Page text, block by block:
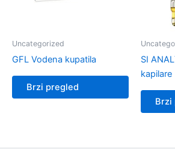
Uncategorized
GFL Vodena kupatila
Brzi pregled
SI
kapilare
Brzi